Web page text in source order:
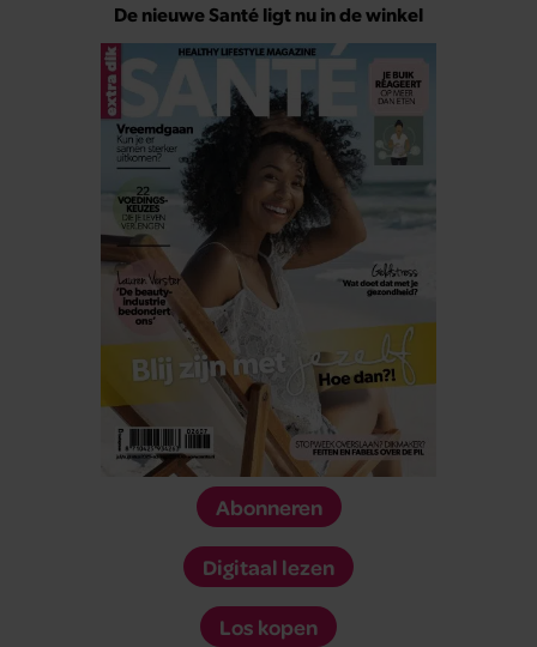
De nieuwe Santé ligt nu in de winkel
Abonneren
Digitaal lezen
Los kopen